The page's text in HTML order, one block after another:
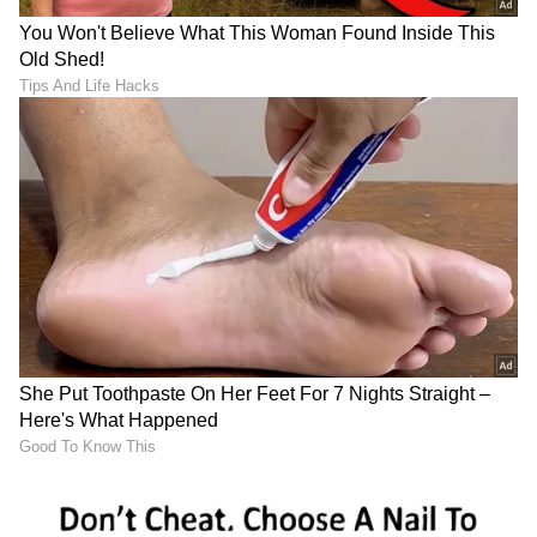
"ರಾಜಕೀಯ ಬೇಡ, ಸಿನಿಮಾನೇ ಪ್ರಾಣ":
ಕನಕೋತ್ಸವದಲ್ಲಿ ರಿಷಬ್ ಶೆಟ್ಟಿ | Rishab
Shetty speech | Suvarna News
ಶೇ.50 ರಿಂದ ಶೇ.18 ಕ್ಕೆ TAX ಇಳಿಕೆ: ಮೋದಿ-
ಟ್ರಂಪ್ ಐತಿಹಾಸಿಕ ಒಪ್ಪಂದ | India US
Trade Deal | Party Rounds